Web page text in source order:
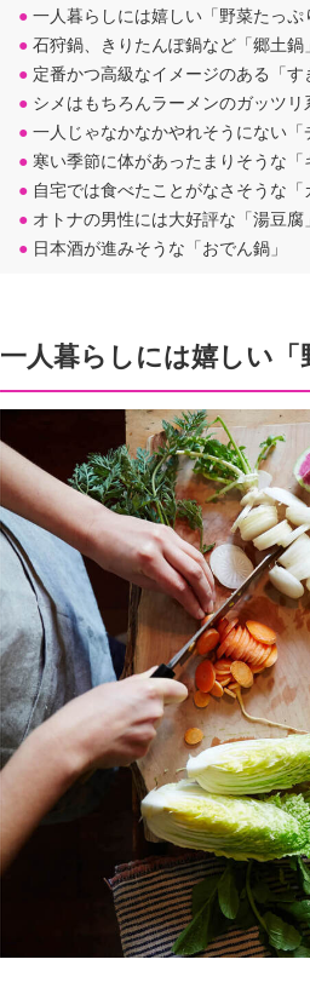
● 一人暮らしには嬉しい「野菜たっぷ
● 石狩鍋、きりたんぽ鍋など「郷土鍋」
● 定番かつ高級なイメージのある「す
● シメはもちろんラーメンのガッツリ
● 一人じゃなかなかやれそうにない「
● 寒い季節に体があったまりそうな「
● 自宅では食べたことがなさそうな「
● オトナの男性には大好評な「湯豆腐」
● 日本酒が進みそうな「おでん鍋」
一人暮らしには嬉しい「